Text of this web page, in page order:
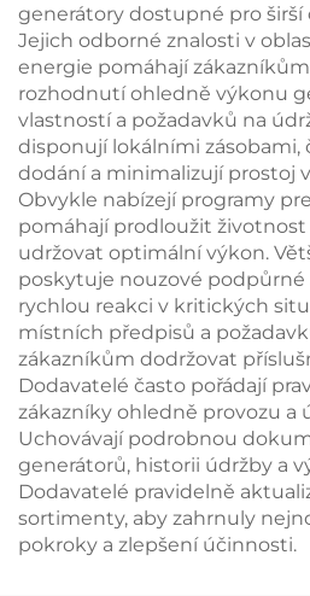
generátory dostupné pro širší
Jejich odborné znalosti v
energie pomáhají
rozhodnutí ohledně výkonu
vlastností a požadavků na
disponují lokálními zásobami,
dodání a minimalizují prostoj
Obvykle nabízejí programy
pomáhají prodloužit životnost
udržovat optimální výkon.
poskytuje nouzové podpůrné
rychlou reakci v kritických
místních předpisů a
zákazníkům dodržovat
Dodavatelé často pořádají
zákazníky ohledně provozu a
Uchovávají podrobnou
generátorů, historii údržby a
Dodavatelé pravidelně
sortimenty, aby zahrnuly
pokroky a zlepšení účinnosti.